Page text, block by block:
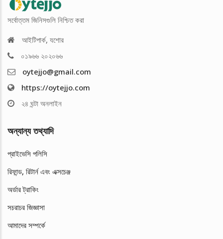
সর্বোত্তম জিনিসগুলি নিশ্চিত করা
আইটিপার্ক, যশোর
০১৯৬৬ ২০২০৬৬
oytejjo@gmail.com
https://oytejjo.com
২৪ ঘন্টা অনলাইন
অন্যান্য তথ্যাদি
প্রাইভেসি পলিসি
রিফান্ড, রিটার্ন এবং এক্সচেঞ্জ
অর্ডার ট্রাকিং
সচরাচর জিজ্ঞাসা
আমাদের সম্পর্কে